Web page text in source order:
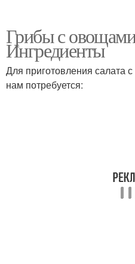
Салаты из огурцов
Грибы с
Ингредиенты
Для приготовления салата
нам потребуется: